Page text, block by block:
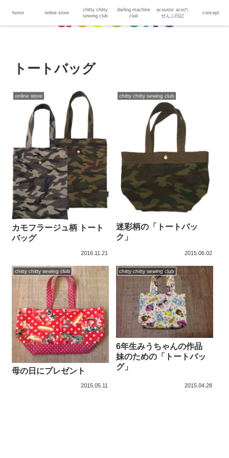
トートバッグ
online store
カモフラージュ柄 トート
バッグ
2016.11.21
chitty chitty sewing club
迷彩柄の「トートバッ
ク」
2015.06.02
chitty chitty sewing club
母の日にプレゼント
2015.05.11
chitty chitty sewing club
6年生みうちゃんの作品
妹のための「トートバッ
グ」
2015.04.28
home online store
chitty chitty
sewing club
darling machine
club
acoustic acoの
ぜんぶ日記
concept